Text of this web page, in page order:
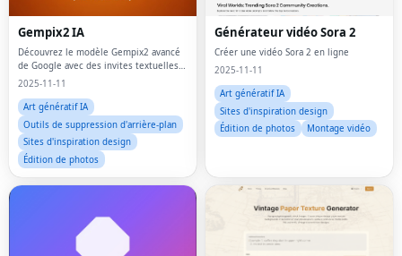
Gempix2 IA
Découvrez le modèle Gempix2 avancé
de Google avec des invites textuelles
simples et jusqu'à 9 images de
époustouflants et cohérents.
2025-11-11
Art génératif IA
Outils de suppression d'arrière-plan
Sites d'inspiration design
Édition de photos
Générateur vidéo Sora 2
Créer une vidéo Sora 2 en ligne
2025-11-11
Art génératif IA
Sites d'inspiration design
Édition de photos
Montage vidéo